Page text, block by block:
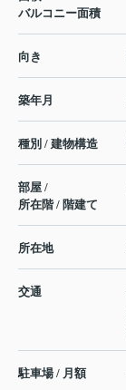
バルコニー面積
向き
築年月
種別 / 建物構造
部屋 /
所在階 / 階建て
所在地
交通
駐車場 / 月額